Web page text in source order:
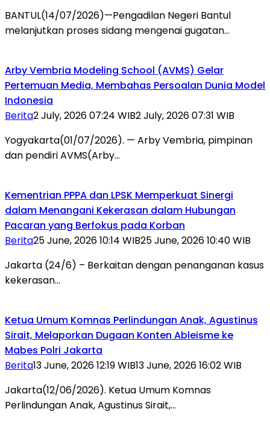
BANTUL(14/07/2026)—Pengadilan Negeri Bantul
melanjutkan proses sidang mengenai gugatan…
Arby Vembria Modeling School (AVMS) Gelar
Pertemuan Media, Membahas Persoalan Dunia Model
Indonesia
Berita2 July, 2026 07:24 WIB2 July, 2026 07:31 WIB
Yogyakarta(01/07/2026). — Arby Vembria, pimpinan
dan pendiri AVMS(Arby…
Kementrian PPPA dan LPSK Memperkuat Sinergi
dalam Menangani Kekerasan dalam Hubungan
Pacaran yang Berfokus pada Korban
Berita25 June, 2026 10:14 WIB25 June, 2026 10:40 WIB
Jakarta (24/6) – Berkaitan dengan penanganan kasus
kekerasan…
Ketua Umum Komnas Perlindungan Anak, Agustinus
Sirait, Melaporkan Dugaan Konten Ableisme ke
Mabes Polri Jakarta
Berita13 June, 2026 12:19 WIB13 June, 2026 16:02 WIB
Jakarta(12/06/2026). Ketua Umum Komnas
Perlindungan Anak, Agustinus Sirait,…